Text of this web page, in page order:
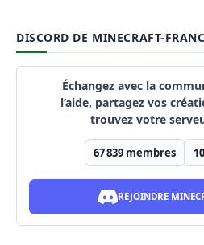
DISCORD DE MINECRAFT-
Échangez avec la
l’aide, partagez vos
trouvez votre
67 839membres
REJOINDRE